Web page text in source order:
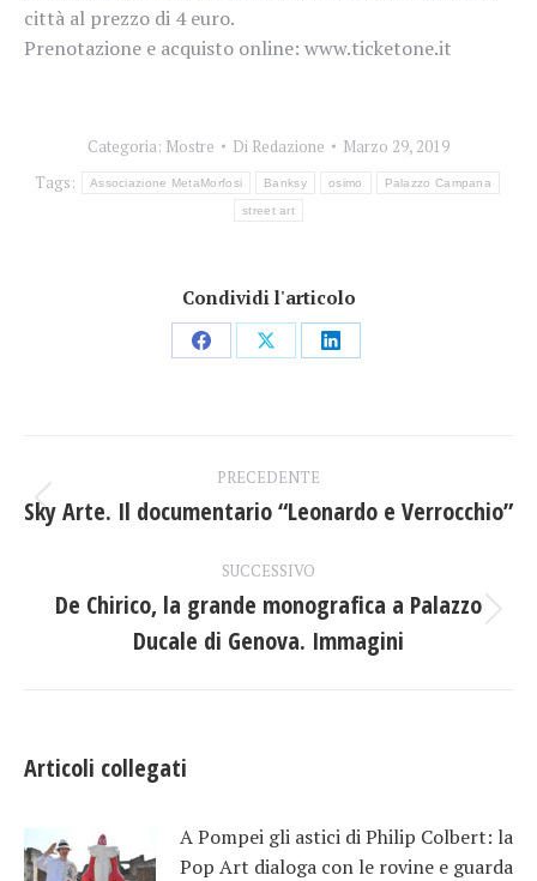
città al prezzo di 4 euro.
Prenotazione e acquisto online: www.ticketone.it
Categoria: Mostre Di Redazione
Marzo 29, 2019
Tags:
Associazione MetaMorfosi Banksy osimo Palazzo Campana
street art
Condividi l'articolo
CondividiCondividiCondividi
tra
post
PRECEDENTE
Post
Sky Arte. Il documentario “Leonardo e Verrocchio”
SUCCESSIVO
Prossimo
post:
De Chirico, la grande monografica a Palazzo
Ducale di Genova. Immagini
Articoli collegati
A Pompei gli astici di Philip Colbert: la
Pop Art dialoga con le rovine e guarda